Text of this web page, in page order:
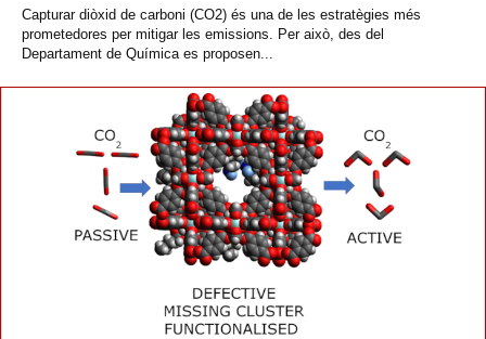
Capturar diòxid de carboni (CO2) és una de les estratègies més
prometedores per mitigar les emissions. Per això, des del
Departament de Química es proposen...